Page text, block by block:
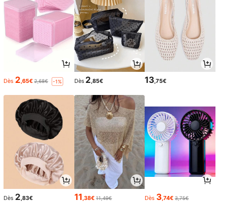
Dès 2,65€ 2,68€ -1% Dès 2,85€ 13,75€
Dès 2 ,83€ 11 ,38€ 11,49€ Dès 3,74€ 3,75€